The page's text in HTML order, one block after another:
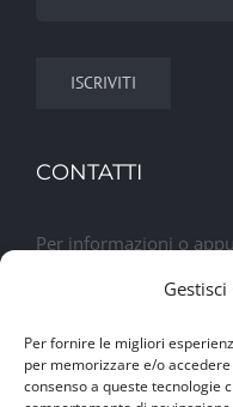
Gestisci
Per fornire le migliori
per memorizzare e/o
consenso a queste tecnologie
CONTATTI
Per informazioni o
messaggio. Sarete
Lasciaci un messaggio